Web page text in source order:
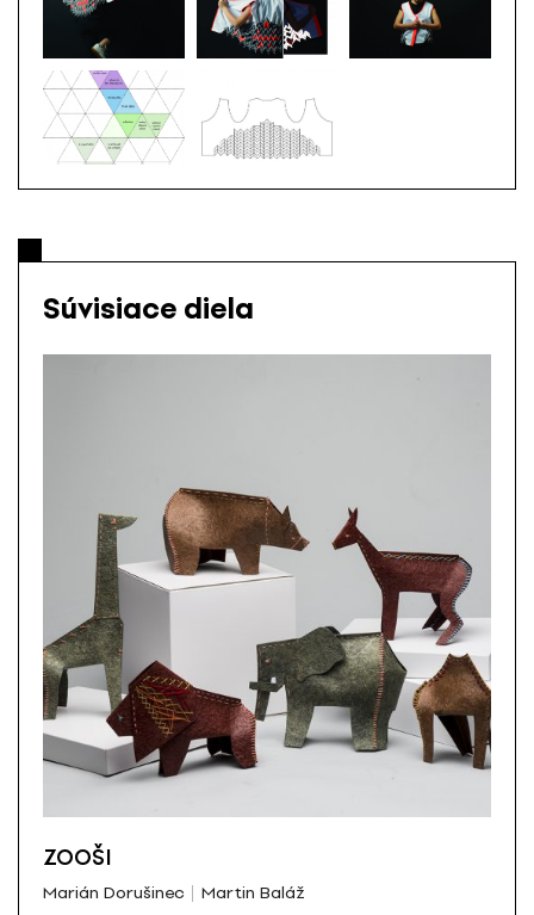
Súvisiace diela
ZOOŠI
Marián Dorušinec Martin Baláž